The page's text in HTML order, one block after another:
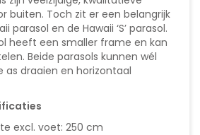
buiten. Toch zit er een belangrijk
parasol en de Hawaii ‘S’ parasol.
heeft een smaller frame en kan
Beide parasols kunnen wél
as draaien en horizontaal
excl. voet: 250 cm